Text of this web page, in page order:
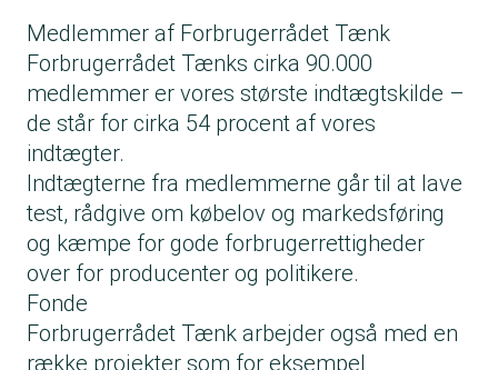
Medlemmer af Forbrugerrådet Tænk
Forbrugerrådet Tænks cirka 90.000
medlemmer er vores største indtægtskilde –
de står for cirka 54 procent af vores
indtægter.
Indtægterne fra medlemmerne går til at lave
test, rådgive om købelov og markedsføring
og kæmpe for gode forbrugerrettigheder
over for producenter og politikere.
Fonde
Forbrugerrådet Tænk arbejder også med en
række projekter som for eksempel